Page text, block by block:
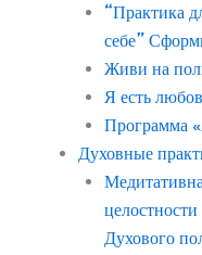
“Практика
себе”
Живи на
Я есть
Программа
Духовные
Духового